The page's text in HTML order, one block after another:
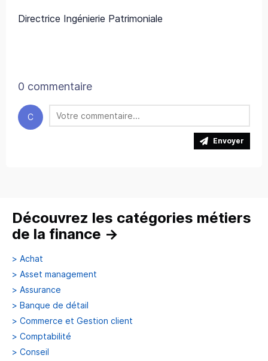
Directrice Ingénierie Patrimoniale
0 commentaire
C
Envoyer
Découvrez les catégories métiers
de la finance →
> Achat
> Asset management
> Assurance
> Banque de détail
> Commerce et Gestion client
> Comptabilité
> Conseil